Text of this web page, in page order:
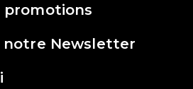
Beauty
promotions
notre Newsletter